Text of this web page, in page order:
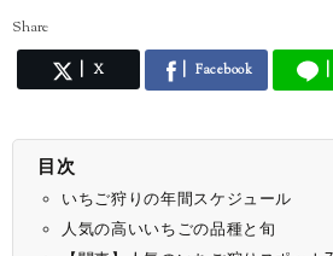
Share
X Facebook
目次
いちご狩りの年間スケジュール
人気の高いいちごの品種と旬